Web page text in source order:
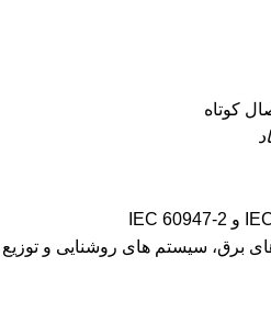
کوتاه
برق، سیستم های روشنایی و توزیع